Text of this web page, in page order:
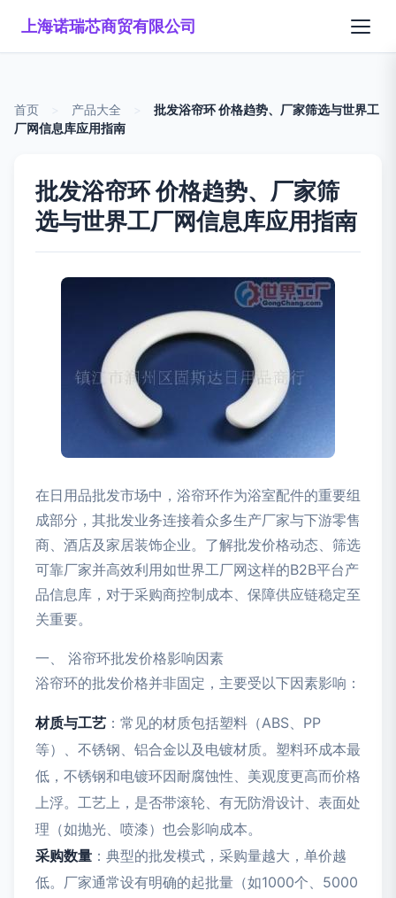
上海诺瑞芯商贸有限公司
首页 产品大全
批发浴帘环 价格趋势、厂家筛选与世界工
厂网信息库应用指南
批发浴帘环 价格趋势、厂家筛
选与世界工厂网信息库应用指南
在日用品批发市场中，浴帘环作为浴室配件的重要组
成部分，其批发业务连接着众多生产厂家与下游零售
商、酒店及家居装饰企业。了解批发价格动态、筛选
可靠厂家并高效利用如世界工厂网这样的B2B平台产
品信息库，对于采购商控制成本、保障供应链稳定至
关重要。
一、 浴帘环批发价格影响因素
浴帘环的批发价格并非固定，主要受以下因素影响：
材质与工艺 ：常见的材质包括塑料（ABS、PP
等）、不锈钢、铝合金以及电镀材质。塑料环成本最
低，不锈钢和电镀环因耐腐蚀性、美观度更高而价格
上浮。工艺上，是否带滚轮、有无防滑设计、表面处
理（如抛光、喷漆）也会影响成本。
采购数量 ：典型的批发模式，采购量越大，单价越
低。厂家通常设有明确的起批量（如1000个、5000